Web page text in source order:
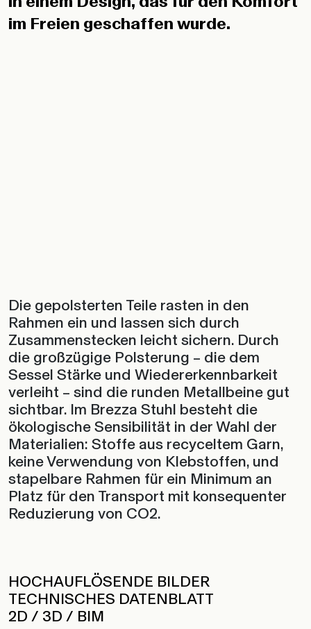
im Freien geschaffen wurde.
Die gepolsterten Teile rasten in den
Rahmen ein und lassen sich durch
Zusammenstecken leicht sichern. Durch
die großzügige Polsterung – die dem
Sessel Stärke und Wiedererkennbarkeit
verleiht – sind die runden Metallbeine gut
sichtbar. Im Brezza Stuhl besteht die
ökologische Sensibilität in der Wahl der
Materialien: Stoffe aus recyceltem Garn,
keine Verwendung von Klebstoffen, und
stapelbare Rahmen für ein Minimum an
Platz für den Transport mit konsequenter
Reduzierung von CO2.
HOCHAUFLÖSENDE BILDER
TECHNISCHES DATENBLATT
2D / 3D / BIM